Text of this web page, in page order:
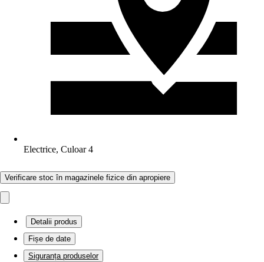
Electrice, Culoar 4
Verificare stoc în magazinele fizice din apropiere
Detalii produs
Fișe de date
Siguranța produselor